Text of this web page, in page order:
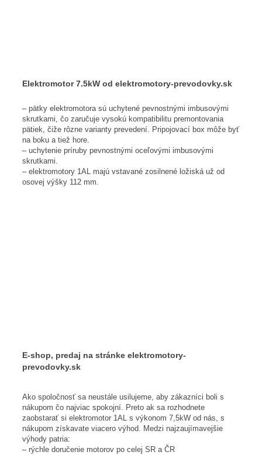
Elektromotor 7.5kW od elektromotory-prevodovky.sk
– pätky elektromotora sú uchytené pevnostnými imbusovými
skrutkami, čo zaručuje vysokú kompatibilitu premontovania
pätiek, čiže rôzne varianty prevedení. Pripojovací box môže byť
na boku a tiež hore.
– uchytenie príruby pevnostnými oceľovými imbusovými
skrutkami.
– elektromotory 1AL majú vstavané zosilnené ložiská už od
osovej výšky 112 mm.
E-shop, predaj na stránke elektromotory-
prevodovky.sk
Ako spoločnosť sa neustále usilujeme, aby zákazníci boli s
nákupom čo najviac spokojní. Preto ak sa rozhodnete
zaobstarať si elektromotor 1AL s výkonom 7,5kW od nás, s
nákupom získavate viacero výhod. Medzi najzaujímavejšie
výhody patria:
– rýchle doručenie motorov po celej SR a ČR